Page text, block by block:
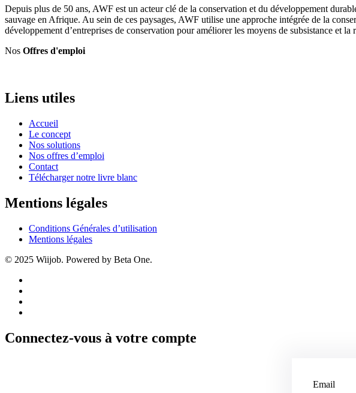
Depuis plus de 50 ans, AWF est un acteur clé de la conservation et du développement
sauvage en Afrique. Au sein de ces paysages, AWF utilise une approche intégrée de la
développement d’entreprises de conservation pour améliorer les moyens de subsistance et la
Nos Offres d'emploi
Liens utiles
Accueil
Le concept
Nos solutions
Nos offres d’emploi
Contact
Télécharger notre livre blanc
Mentions légales
Conditions Générales d’utilisation
Mentions légales
© 2025 Wiijob. Powered by Beta One.
Connectez-vous à votre compte
Email